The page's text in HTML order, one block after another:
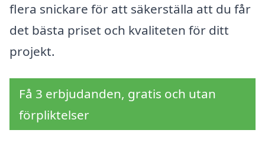
flera snickare för att säkerställa att du får
det bästa priset och kvaliteten för ditt
projekt.
Få 3 erbjudanden, gratis och utan
förpliktelser